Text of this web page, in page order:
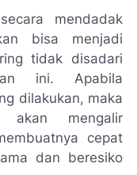
mendadak
bisa menjadi
tidak disadari
ini. Apabila
dilakukan, maka
akan mengalir
cepat
dan beresiko